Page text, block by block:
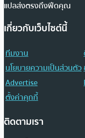
แปลส่งตรงถึงฟีดคุณ
เกี่ยวกับเว็บไซต์นี้
ทีมงาน
นโยบายความเป็นส่วนตัว
Advertise
ตั้งค่าคุกกี้
ติดตามเรา